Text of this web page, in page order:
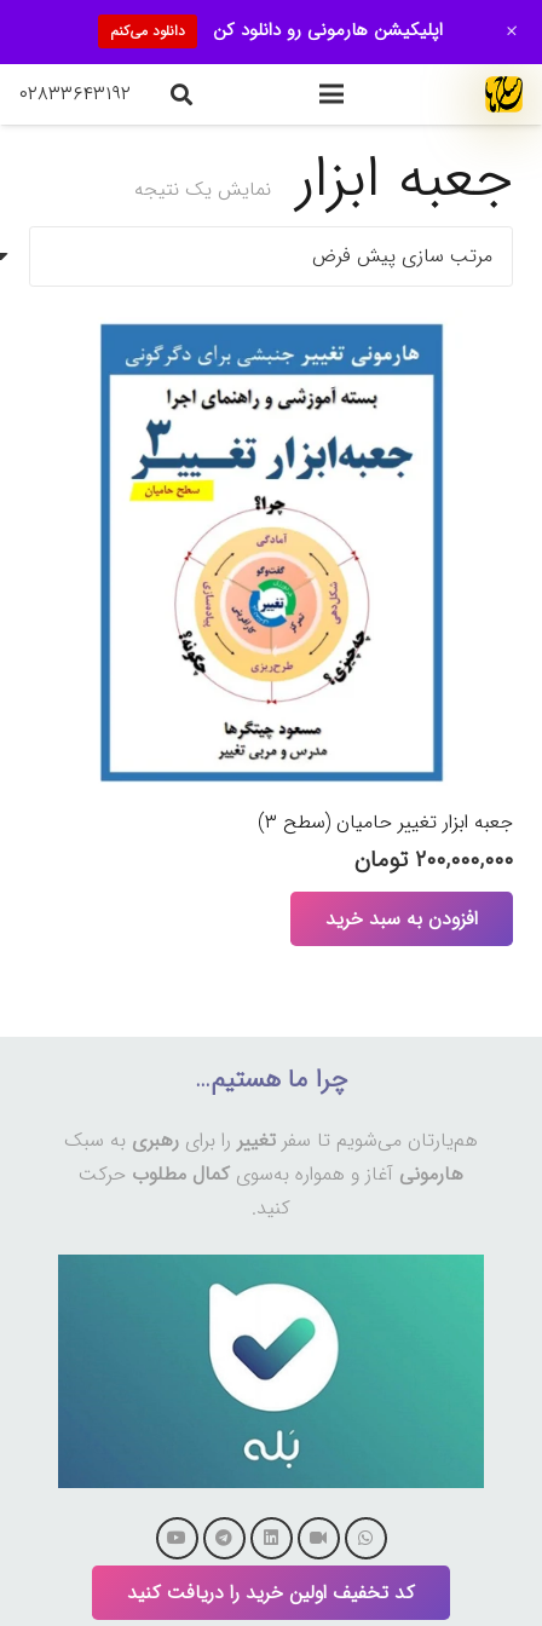
۰۲۸۳۳۶۴۳۱۹۲
جعبه ابزار نمایش یک نتیجه
جعبه ابزار تغییر حامیان (سطح ۳)
۲۰۰,۰۰۰,۰۰۰ تومان
افزودن به سبد خرید
چرا ما هستیم…
هم‌یارتان می‌شویم تا سفر تغییر را برای رهبری به سبک
هارمونی آغاز و همواره به‌سوی کمال مطلوب حرکت
کنید.
کد تخفیف اولین خرید را دریافت کنید
اپلیکیشن هارمونی رو دانلود کن دانلود می‌کنم +